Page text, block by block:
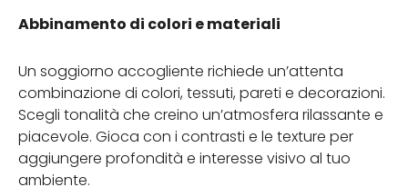
Abbinamento di colori e materiali
Un soggiorno accogliente richiede un’attenta
combinazione di colori, tessuti, pareti e decorazioni.
Scegli tonalità che creino un’atmosfera rilassante e
piacevole. Gioca con i contrasti e le texture per
aggiungere profondità e interesse visivo al tuo
ambiente.